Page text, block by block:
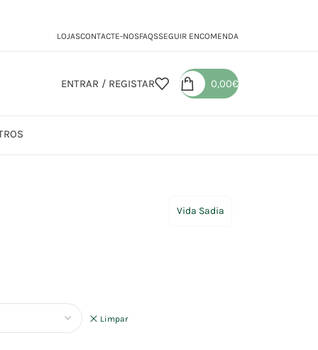
LOJASCONTACTE-NOSFAQSSEGUIR ENCOMENDA
ENTRAR / REGISTAR 0,00€
Vida Sadia
Limpar